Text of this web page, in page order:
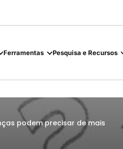
Ferramentas Pesquisa e Recursos
podem precisar de mais